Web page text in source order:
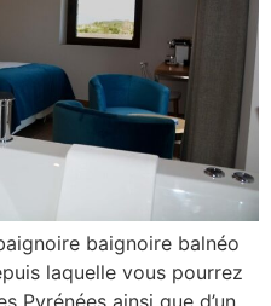
baignoire balnéo
laquelle vous pourrez
Pyrénées ainsi que d’un